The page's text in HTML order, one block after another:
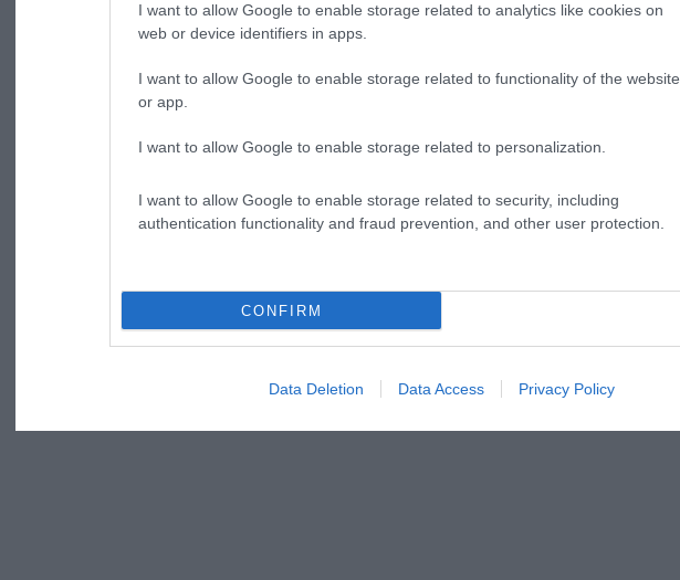
I want to allow Google to enable storage related to analytics like cookies on
web or device identifiers in apps.
I want to allow Google to enable storage related to functionality of the website
or app.
I want to allow Google to enable storage related to personalization.
I want to allow Google to enable storage related to security, including
authentication functionality and fraud prevention, and other user protection.
CONFIRM
Data Deletion Data Access Privacy Policy